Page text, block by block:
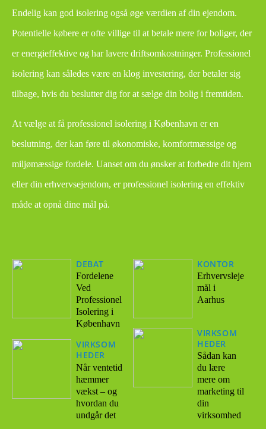
Endelig kan god isolering også øge værdien af din ejendom.
Potentielle købere er ofte villige til at betale mere for boliger, der
er energieffektive og har lavere driftsomkostninger. Professionel
isolering kan således være en klog investering, der betaler sig
tilbage, hvis du beslutter dig for at sælge din bolig i fremtiden.
At vælge at få professionel isolering i København er en
beslutning, der kan føre til økonomiske, komfortmæssige og
miljømæssige fordele. Uanset om du ønsker at forbedre dit hjem
eller din erhvervsejendom, er professionel isolering en effektiv
måde at opnå dine mål på.
DEBAT
Fordelene
Ved
Professionel
Isolering i
København
VIRKSOM
HEDER
Når ventetid
hæmmer
vækst – og
hvordan du
undgår det
KONTOR
Erhvervsleje
mål i
Aarhus
VIRKSOM
HEDER
Sådan kan
du lære
mere om
marketing til
din
virksomhed